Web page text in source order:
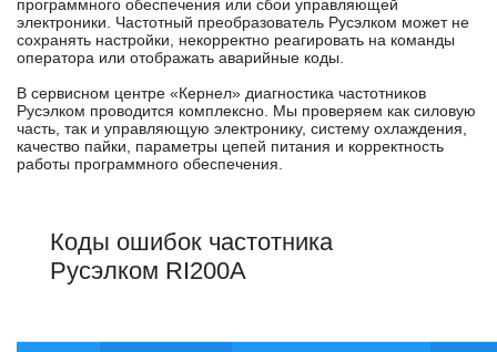
программного обеспечения или сбои управляющей
электроники. Частотный преобразователь Русэлком может не
сохранять настройки, некорректно реагировать на команды
оператора или отображать аварийные коды.
В сервисном центре «Кернел» диагностика частотников
Русэлком проводится комплексно. Мы проверяем как силовую
часть, так и управляющую электронику, систему охлаждения,
качество пайки, параметры цепей питания и корректность
работы программного обеспечения.
Коды ошибок частотника
Русэлком RI200A